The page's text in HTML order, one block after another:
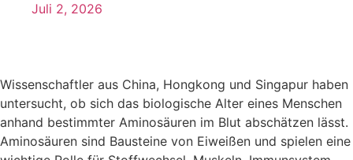
Juli 2, 2026
Wissenschaftler aus China, Hongkong und Singapur haben
untersucht, ob sich das biologische Alter eines Menschen
anhand bestimmter Aminosäuren im Blut abschätzen lässt.
Aminosäuren sind Bausteine von Eiweißen und spielen eine